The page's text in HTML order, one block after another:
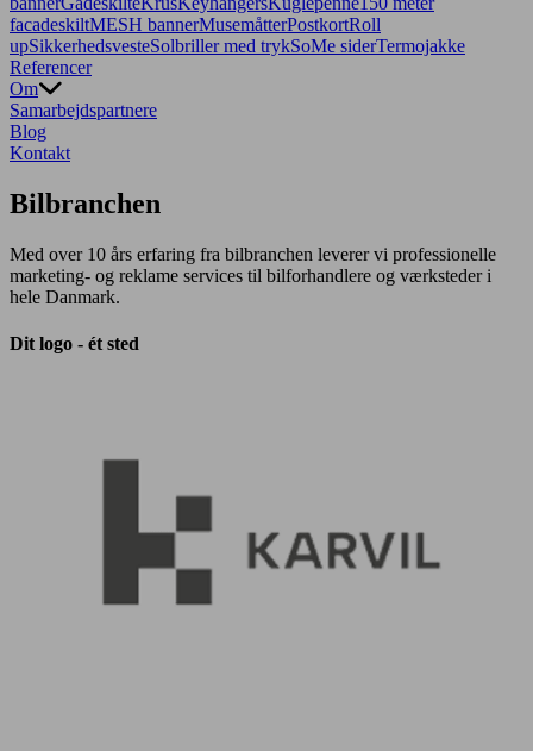
facadeskiltMESH bannerMusemåtterPostkortRoll
upSikkerhedsvesteSolbriller med trykSoMe siderTermojakke
Referencer
Om
Samarbejdspartnere
Blog
Kontakt
Bilbranchen
Med over 10 års erfaring fra bilbranchen leverer vi professionelle
marketing- og reklame services til bilforhandlere og værksteder i
hele Danmark.
Dit logo - ét sted